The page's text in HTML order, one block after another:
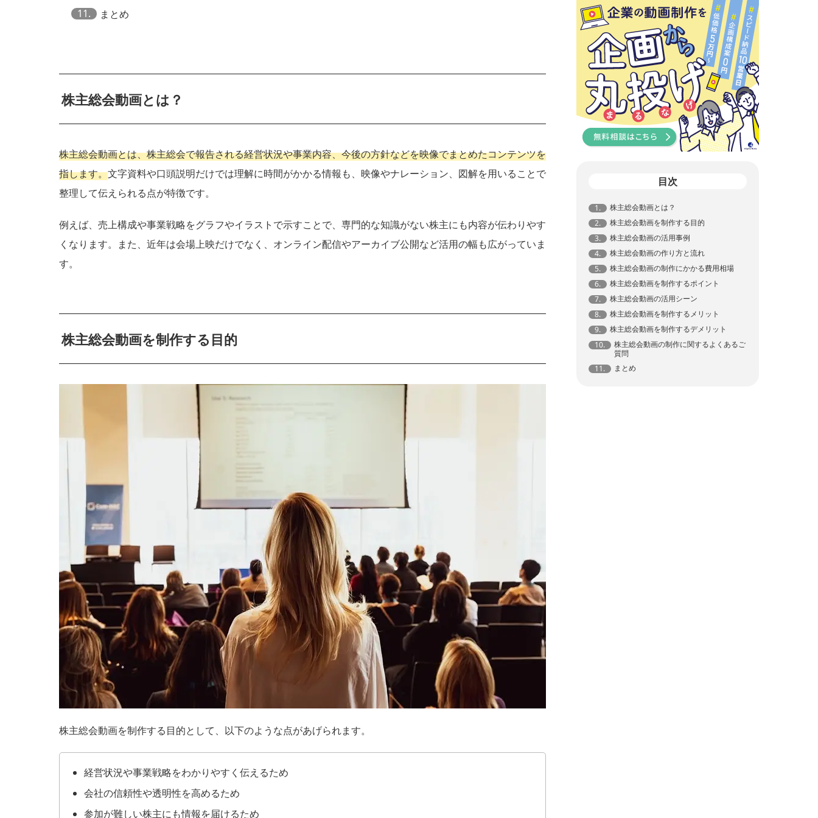
11. まとめ
株主総会動画とは？
株主総会動画とは、株主総会で報告される経営状況や事業内容、今後の方針などを映像でまとめたコンテンツを
指します。文字資料や口頭説明だけでは理解に時間がかかる情報も、映像やナレーション、図解を用いることで
整理して伝えられる点が特徴です。
例えば、売上構成や事業戦略をグラフやイラストで示すことで、専門的な知識がない株主にも内容が伝わりやす
くなります。また、近年は会場上映だけでなく、オンライン配信やアーカイブ公開など活用の幅も広がっていま
す。
株主総会動画を制作する目的
株主総会動画を制作する目的として、以下のような点があげられます。
経営状況や事業戦略をわかりやすく伝えるため
会社の信頼性や透明性を高めるため
参加が難しい株主にも情報を届けるため
目次
1.
株主総会動画とは？
2.
株主総会動画を制作する目的
3.
株主総会動画の活用事例
4.
株主総会動画の作り方と流れ
5.
株主総会動画の制作にかかる費用相場
6.
株主総会動画を制作するポイント
7.
株主総会動画の活用シーン
8.
株主総会動画を制作するメリット
9.
株主総会動画を制作するデメリット
10.
株主総会動画の制作に関するよくあるご
質問
11.
まとめ